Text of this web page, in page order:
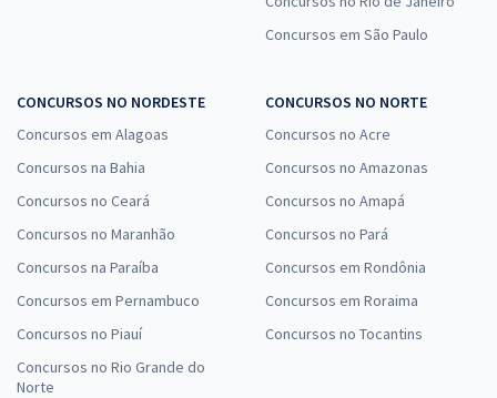
Concursos em São Paulo
CONCURSOS NO NORDESTE
Concursos em Alagoas
Concursos na Bahia
Concursos no Ceará
Concursos no Maranhão
Concursos na Paraíba
Concursos em Pernambuco
Concursos no Piauí
Concursos no Rio Grande do
Norte
CONCURSOS NO NORTE
Concursos no Acre
Concursos no Amazonas
Concursos no Amapá
Concursos no Pará
Concursos em Rondônia
Concursos em Roraima
Concursos no Tocantins